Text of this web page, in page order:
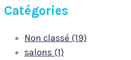
Catégories
Non classé (19)
salons (1)